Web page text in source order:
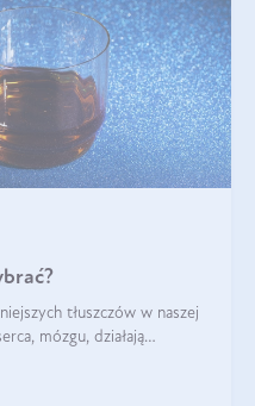
tłuszczów w naszej
mózgu, działają